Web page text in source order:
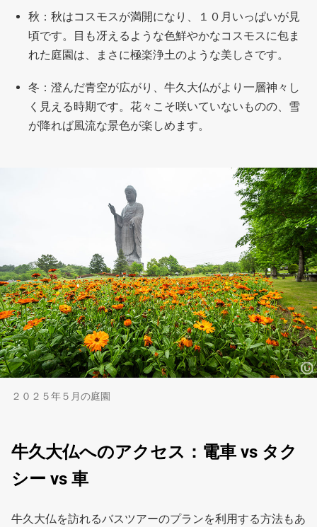
秋：秋はコスモスが満開になり、１０月いっぱいが見
頃です。目も冴えるような色鮮やかなコスモスに包ま
れた庭園は、まさに極楽浄土のような美しさです。
冬：澄んだ青空が広がり、牛久大仏がより一層神々し
く見える時期です。花々こそ咲いていないものの、雪
が降れば風流な景色が楽しめます。
２０２５年５月の庭園
牛久大仏へのアクセス：電車 vs タク
シー vs 車
牛久大仏を訪れるバスツアーのプランを利用する方法もあ